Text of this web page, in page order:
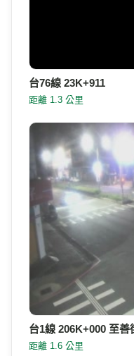
台1線 206K+000 至
距離 1.6 公里
高速公路資訊網
您出行規劃參考。
本站為民間自發製作，與高